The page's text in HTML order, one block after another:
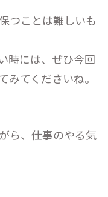
つことは難しいも
時には、ぜひ今回
みてくださいね。
ら、仕事のやる気